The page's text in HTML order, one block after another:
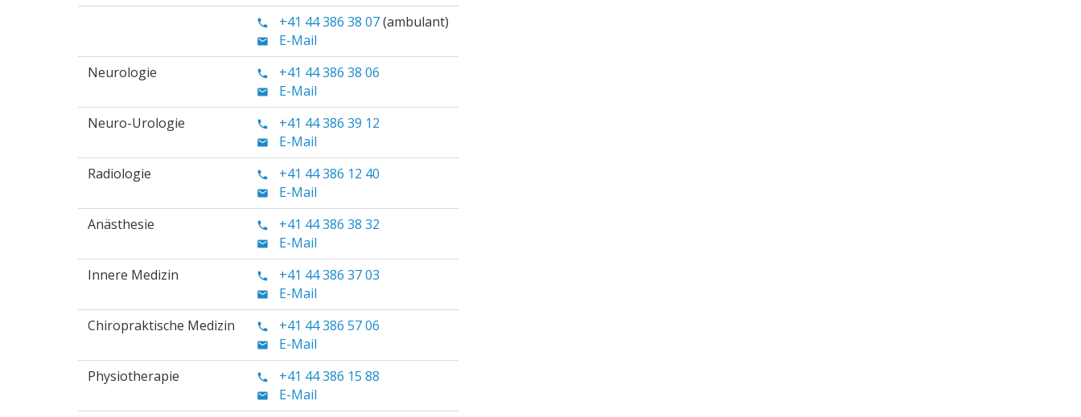
+41 44 386 38 07(ambulant)
E-Mail
Neurologie
+41 44 386 38 06
E-Mail
Neuro-Urologie
+41 44 386 39 12
E-Mail
Radiologie
+41 44 386 12 40
E-Mail
Anästhesie
+41 44 386 38 32
E-Mail
Innere Medizin
+41 44 386 37 03
E-Mail
Chiropraktische Medizin
+41 44 386 57 06
E-Mail
Physiotherapie
+41 44 386 15 88
E-Mail